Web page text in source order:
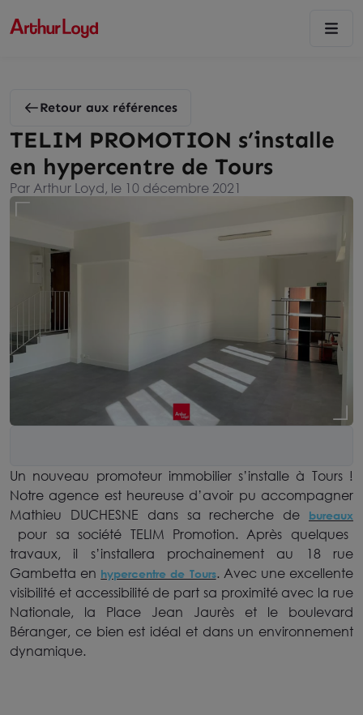
Retour aux références
TELIM PROMOTION s’installe
en hypercentre de Tours
Par Arthur Loyd, le 10 décembre 2021
Un nouveau promoteur immobilier s’installe à Tours !
Notre agence est heureuse d’avoir pu accompagner
Mathieu DUCHESNE dans sa recherche de
bureaux
pour sa société TELIM Promotion. Après quelques
travaux, il s’installera prochainement au 18 rue
Gambetta en hypercentre de Tours. Avec une excellente
visibilité et accessibilité de part sa proximité avec la rue
Nationale, la Place Jean Jaurès et le boulevard
Béranger, ce bien est idéal et dans un environnement
dynamique.